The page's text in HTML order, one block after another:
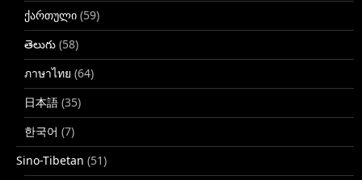
ქართული (59)
తెలుగు (58)
ภาษาไทย (64)
日本語 (35)
한국어 (7)
Sino-Tibetan (51)